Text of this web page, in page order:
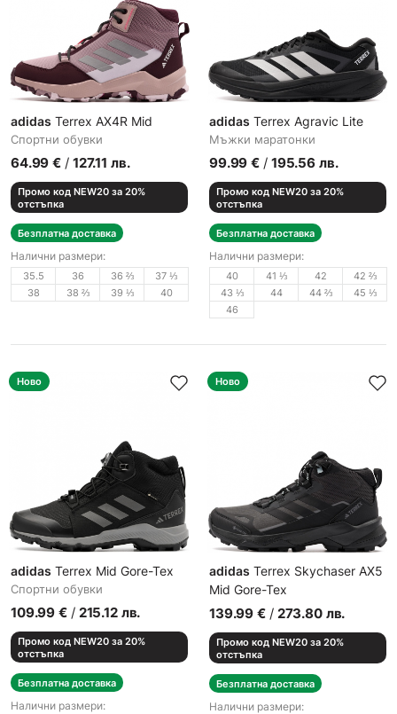
adidas Terrex AX4R Mid
Спортни обувки
64.99 € / 127.11 лв.
Промо код NEW20 за 20%
отстъпка
Безплатна доставка
Налични размери:
35.5 36 36 ⅔
37 ⅓
38
38 ⅔ 39 ⅓ 40
adidas Terrex Agravic Lite
Мъжки маратонки
99.99 € / 195.56 лв.
Промо код NEW20 за 20%
отстъпка
Безплатна доставка
Налични размери:
40 41 ⅓ 42
42 ⅔
43 ⅓
44 44 ⅔
45 ⅓
46
Ново
adidas Terrex Mid Gore-Tex
Спортни обувки
109.99 € / 215.12 лв.
Промо код NEW20 за 20%
отстъпка
Безплатна доставка
Налични размери:
Ново
adidas Terrex Skychaser AX5
Mid Gore-Tex
Дамски спортни обувки
139.99 € / 273.80 лв.
Промо код NEW20 за 20%
отстъпка
Безплатна доставка
Налични размери: